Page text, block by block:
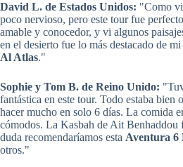
David L. de Estados Unidos: "Como
poco nervioso, pero este tour fue
amable y conocedor, y vi algunos
en el desierto fue lo más destacado de mi
Al Atlas."
Sophie y Tom B. de Reino Unido:
fantástica en este tour. Todo estaba
hacer mucho en solo 6 días. La comida
cómodos. La Kasbah de Ait Benhaddou
duda recomendaríamos esta Aventura 6
otros."